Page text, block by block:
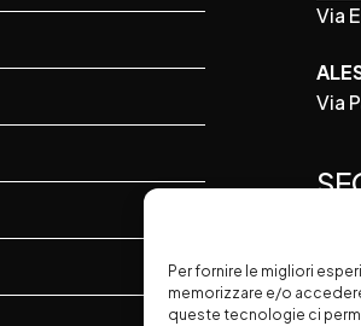
Per fornire le migliori
memorizzare e/o
queste tecnologie ci
Via
Via